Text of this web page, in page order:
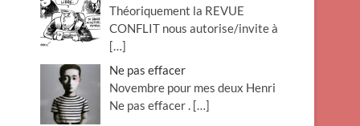
n
Théoriquement la REVUE
CONFLIT nous autorise/invite à
[…]
Ne pas effacer
Novembre pour mes deux Henri
Ne pas effacer . […]